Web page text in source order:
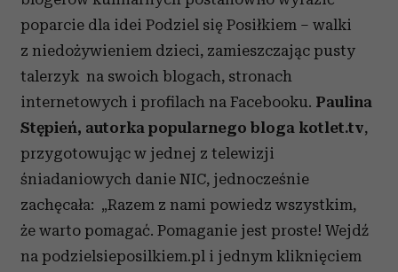
poparcie dla idei Podziel się Posiłkiem – walki
z niedożywieniem dzieci, zamieszczając pusty
talerzyk na swoich blogach, stronach
internetowych i profilach na Facebooku. Paulina
Stępień, autorka popularnego bloga kotlet.tv,
przygotowując w jednej z telewizji
śniadaniowych danie NIC, jednocześnie
zachęcała: „Razem z nami powiedz wszystkim,
że warto pomagać. Pomaganie jest proste! Wejdź
na podzielsieposilkiem.pl i jednym kliknięciem